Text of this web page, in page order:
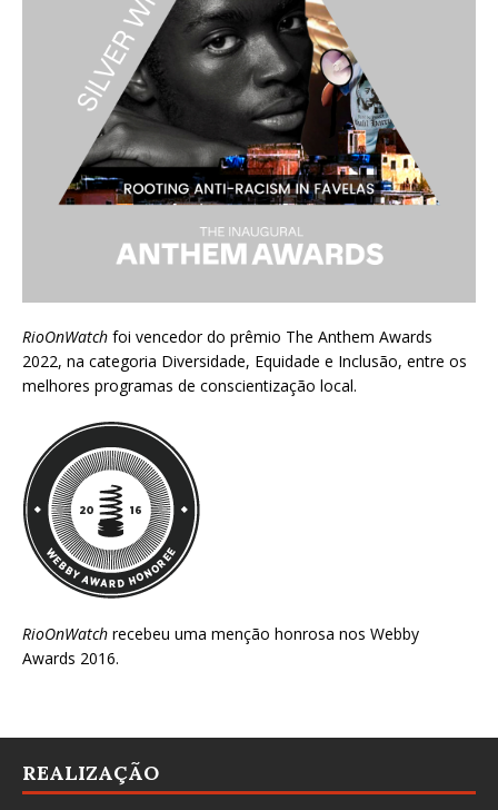
RioOnWatch foi vencedor do prêmio The Anthem Awards
2022, na categoria Diversidade, Equidade e Inclusão, entre os
melhores programas de conscientização local.
RioOnWatch recebeu uma menção honrosa nos Webby
Awards 2016.
REALIZAÇÃO